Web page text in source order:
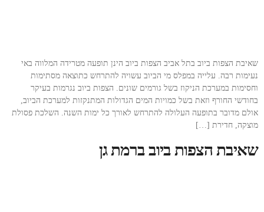
שאיבת הצפות ביוב בתל אביב הצפות ביוב הינן תופעה מטרידה המלווה באי
נעימות רבה. עלייה במפלס מי הביוב עשויה להתרחש כתוצאה מסתימות
וחסימות במערכת הניקוז בשל גורמים שונים. הצפות ביוב נגרמות בעיקר
בחודשי החורף וזאת בשל כמויות המים הגדולות המתנקזות למערכת הביוב,
אולם מדובר בתופעה העלולה להתרחש לאורך כל ימות השנה. השלכת פסולת
מוצקה, חדירת […]
שאיבת הצפות ביוב ברמת גן